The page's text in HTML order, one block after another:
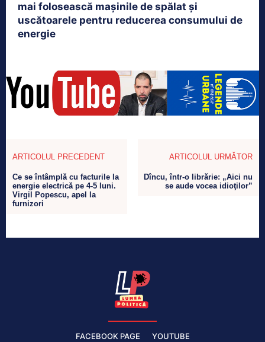
mai folosească mașinile de spălat și
uscătoarele pentru reducerea consumului de
energie
ARTICOLUL PRECEDENT
Ce se întâmplă cu facturile la
energie electrică pe 4-5 luni.
Virgil Popescu, apel la
furnizori
ARTICOLUL URMĂTOR
Dîncu, într-o librărie: „Aici nu
se aude vocea idioţilor”
FACEBOOK PAGE YOUTUBE